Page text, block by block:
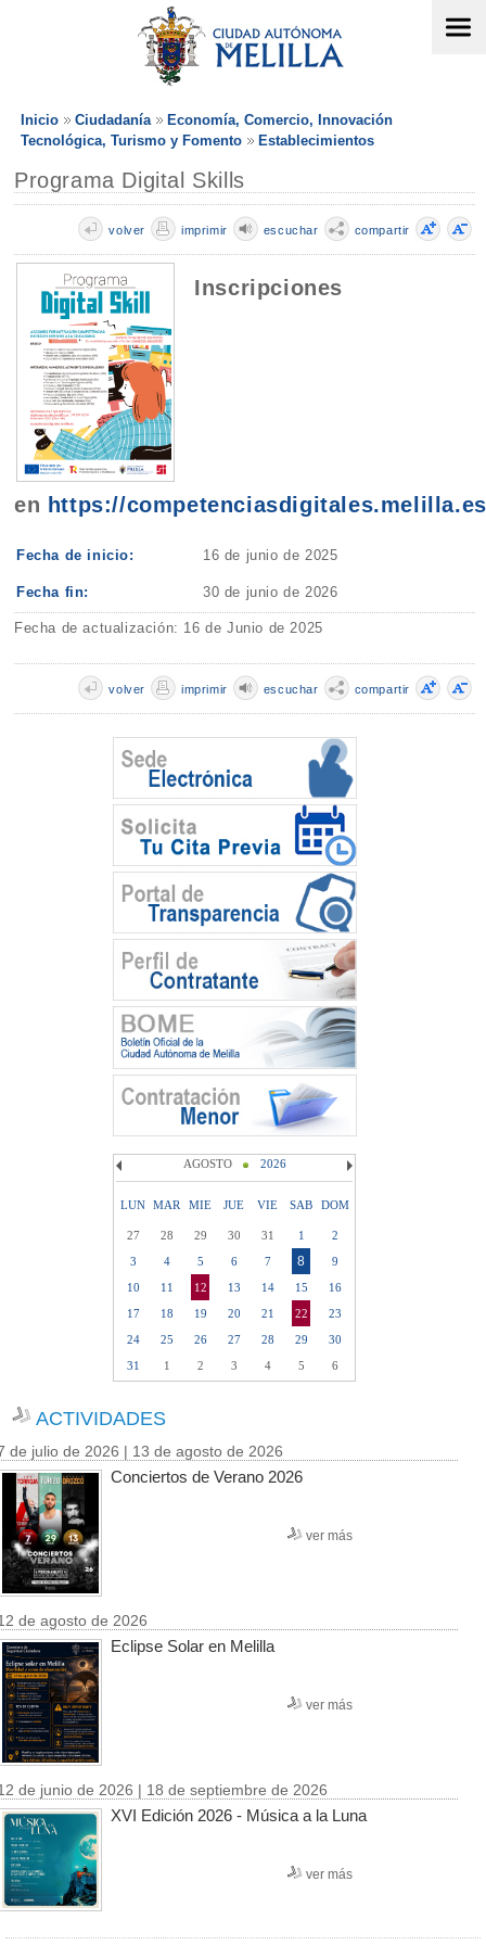
Inicio Ciudadanía
Economía, Comercio, Innovación
Tecnológica, Turismo y Fomento
Establecimientos
Programa Digital Skills
compartir
escuchar
imprimir
volver
Inscripciones
en https://
Fecha de inicio: 16 de junio de 2025
Fecha fin: 30 de junio de 2026
Fecha de actualización: 16 de Junio de 2025
compartir
escuchar
imprimir
volver
AGOSTO 2026
LUN MAR MIE JUE VIE SAB DOM
27 28 29 30 31 1
2
3
4 5 6 7 8
9
10
11 12 13 14 15
16
17
18 19 20 21 22
23
24
25 26 27 28 29
30
31
1 2 3 4 5 6
ACTIVIDADES
de julio de 2026 | 13 de agosto de 2026
Conciertos de Verano 2026
ver más
de agosto de 2026
Eclipse Solar en Melilla
ver más
de junio de 2026 | 18 de septiembre de 2026
XVI Edición 2026 - Música a la Luna
ver más